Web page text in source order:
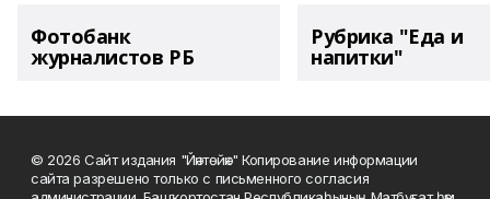
Фотобанк
журналистов РБ
Рубрика "Еда и
напитки"
© 2026 Сайт издания "Йәнтөйәк" Копирование информации
сайта разрешено только с письменного согласия